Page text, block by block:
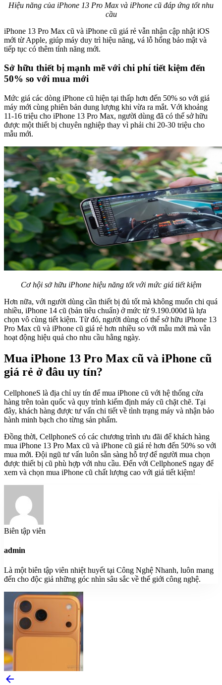
Hiệu năng của iPhone 13 Pro Max và iPhone cũ đáp ứng tốt nhu
cầu
iPhone 13 Pro Max cũ và iPhone cũ giá rẻ vẫn nhận cập nhật iOS
mới từ Apple, giúp máy duy trì hiệu năng, vá lỗ hổng bảo mật và
tiếp tục có thêm tính năng mới.
Sở hữu thiết bị mạnh mẽ với chi phí tiết kiệm đến
50% so với mua mới
Mức giá các dòng iPhone cũ hiện tại thấp hơn đến 50% so với giá
máy mới cùng phiên bản dung lượng khi vừa ra mắt. Với khoảng
11-16 triệu cho iPhone 13 Pro Max, người dùng đã có thể sở hữu
được một thiết bị chuyên nghiệp thay vì phải chi 20-30 triệu cho
mẫu mới.
Cơ hội sở hữu iPhone hiệu năng tốt với mức giá tiết kiệm
Hơn nữa, với người dùng cần thiết bị đủ tốt mà không muốn chi quá
nhiều, iPhone 14 cũ (bản tiêu chuẩn) ở mức từ 9.190.000đ là lựa
chọn vô cùng tiết kiệm. Từ đó, người dùng có thể sở hữu iPhone 13
Pro Max cũ và iPhone cũ giá rẻ hơn nhiều so với mẫu mới mà vẫn
hoạt động hiệu quả cho nhu cầu hằng ngày.
Mua iPhone 13 Pro Max cũ và iPhone cũ
giá rẻ ở đâu uy tín?
CellphoneS là địa chỉ uy tín để mua iPhone cũ với hệ thống cửa
hàng trên toàn quốc và quy trình kiểm định máy cũ chặt chẽ. Tại
đây, khách hàng được tư vấn chi tiết về tình trạng máy và nhận bảo
hành minh bạch cho từng sản phẩm.
Đồng thời, CellphoneS có các chương trình ưu đãi để khách hàng
mua iPhone 13 Pro Max cũ và iPhone cũ giá rẻ hơn đến 50% so với
mua mới. Đội ngũ tư vấn luôn sẵn sàng hỗ trợ để người mua chọn
được thiết bị cũ phù hợp với nhu cầu. Đến với CellphoneS ngay để
xem và chọn mua iPhone cũ chất lượng cao với giá tiết kiệm!
Biên tập viên
admin
Là một biên tập viên nhiệt huyết tại Công Nghệ Nhanh, luôn mang
đến cho độc giả những góc nhìn sâu sắc về thế giới công nghệ.
arrow_back